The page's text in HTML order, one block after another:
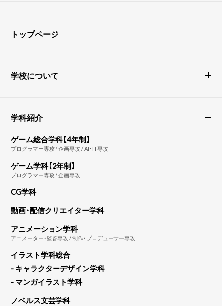
トップページ
学校について
学科紹介
ゲーム総合学科【4年制】
プログラマー専攻 / 企画専攻 / AI・IT専攻
ゲーム学科【2年制】
プログラマー専攻 / 企画専攻
CG学科
動画・配信クリエイター学科
アニメーション学科
アニメーター・監督専攻 / 制作・プロデューサー専攻
イラスト学科総合
- キャラクターデザイン学科
- マンガイラスト学科
ノベルス文芸学科